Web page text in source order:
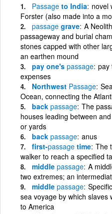
Passage to India novel
Forster (also made into a
passage grave A
passageway and burial
stones capped with other
an earthen mound
pay one's passage pay
expenses
Northwest Passage
Ocean, connecting the
back passage The
houses leading between
or yards
back passage anus
first-passage time The
walker to reach a specified
middle passage A
two extremes; an
middle passage
sea voyage by which slaves
to America